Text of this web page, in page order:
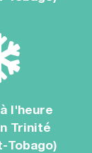
l'heure
Trinité
Tobago)